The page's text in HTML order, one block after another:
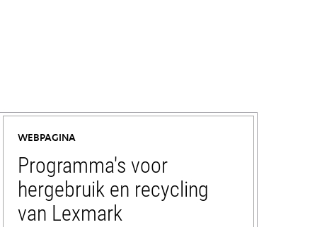
WEBPAGINA
Programma's voor
hergebruik en recycling
van Lexmark